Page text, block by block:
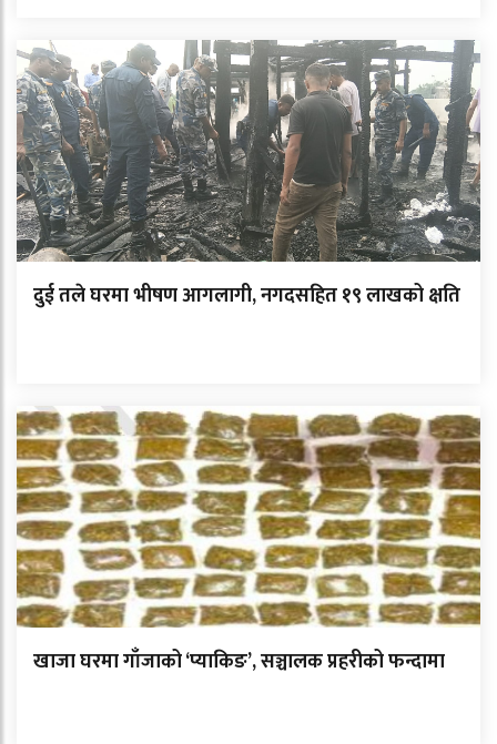
दुई तले घरमा भीषण आगलागी, नगदसहित १९ लाखको क्षति
खाजा घरमा गाँजाको ‘प्याकिङ’, सञ्चालक प्रहरीको फन्दामा